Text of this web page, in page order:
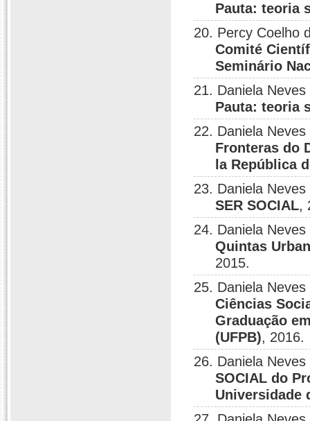
Pauta: teoria
20. Percy Coelho
Comité
Seminário
21. Daniela
Pauta: teoria
22. Daniela
Fronteras do
la República
23. Daniela
SER SOCIAL,
24. Daniela
Quintas
2015.
25. Daniela
Ciências
Graduação
(UFPB), 2016.
26. Daniela
SOCIAL do
Universidade